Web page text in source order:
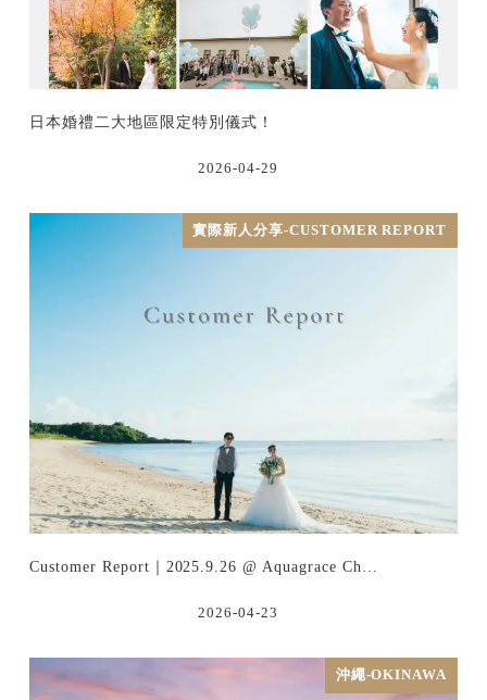
日本婚禮二大地區限定特別儀式！
2026-04-29
實際新人分享-CUSTOMER REPORT
Customer Report｜2025.9.26 @ Aquagrace Ch…
2026-04-23
沖繩-OKINAWA